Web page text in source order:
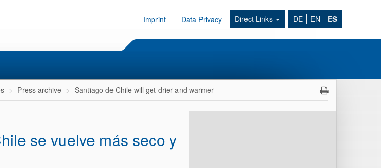
Imprint Data Privacy Direct Links DE EN ES
Press archive Santiago de Chile will get drier and warmer
se vuelve más seco y